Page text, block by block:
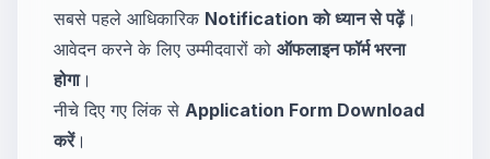
सबसे पहले आधिकारिक Notification को ध्यान से पढ़ें।
आवेदन करने के लिए उम्मीदवारों को ऑफलाइन फॉर्म भरना
होगा।
नीचे दिए गए लिंक से Application Form Download
करें।